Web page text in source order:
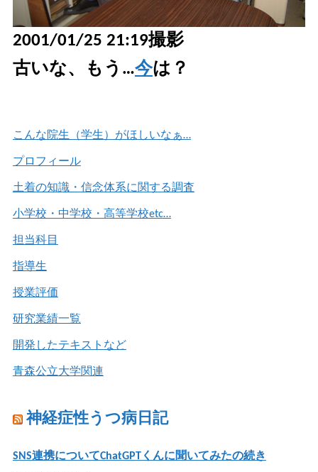
こんな院生（学生）がほしいなぁ…
プロフィール
土着の知識・信念体系に関する調査
小学校・中学校・高等学校etc…
担当科目
指導生
授業評価
研究業績一覧
開発したテキストなど
青森公立大学関連
神経症性うつ病日記
SNS連携についてChatGPTくんに聞いてみたの続き
2001/01/25 21:19撮影
古いな、もう…今は？